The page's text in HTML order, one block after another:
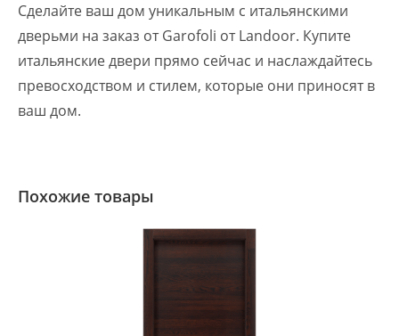
Сделайте ваш дом уникальным с итальянскими
дверьми на заказ от Garofoli от Landoor. Купите
итальянские двери прямо сейчас и наслаждайтесь
превосходством и стилем, которые они приносят в
ваш дом.
Похожие товары